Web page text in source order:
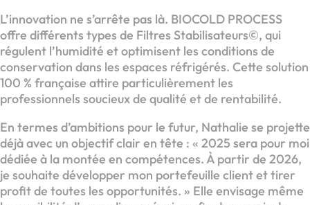
L’innovation ne s’arrête pas là. BIOCOLD PROCESS
offre différents types de Filtres Stabilisateurs©, qui
régulent l’humidité et optimisent les conditions de
conservation dans les espaces réfrigérés. Cette solution
100 % française attire particulièrement les
professionnels soucieux de qualité et de rentabilité.
En termes d’ambitions pour le futur, Nathalie se projette
déjà avec un objectif clair en tête : « 2025 sera pour moi
dédiée à la montée en compétences. À partir de 2026,
je souhaite développer mon portefeuille client et tirer
profit de toutes les opportunités. » Elle envisage même